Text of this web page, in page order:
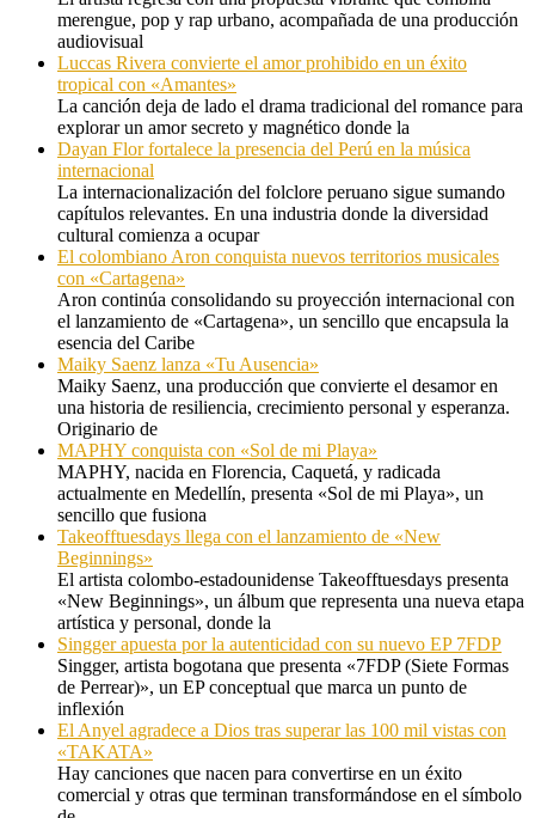
merengue, pop y rap urbano, acompañada de una producción
audiovisual
Luccas Rivera convierte el amor prohibido en un éxito
tropical con «Amantes»
La canción deja de lado el drama tradicional del romance para
explorar un amor secreto y magnético donde la
Dayan Flor fortalece la presencia del Perú en la música
internacional
La internacionalización del folclore peruano sigue sumando
capítulos relevantes. En una industria donde la diversidad
cultural comienza a ocupar
El colombiano Aron conquista nuevos territorios musicales
con «Cartagena»
Aron continúa consolidando su proyección internacional con
el lanzamiento de «Cartagena», un sencillo que encapsula la
esencia del Caribe
Maiky Saenz lanza «Tu Ausencia»
Maiky Saenz, una producción que convierte el desamor en
una historia de resiliencia, crecimiento personal y esperanza.
Originario de
MAPHY conquista con «Sol de mi Playa»
MAPHY, nacida en Florencia, Caquetá, y radicada
actualmente en Medellín, presenta «Sol de mi Playa», un
sencillo que fusiona
Takeofftuesdays llega con el lanzamiento de «New
Beginnings»
El artista colombo-estadounidense Takeofftuesdays presenta
«New Beginnings», un álbum que representa una nueva etapa
artística y personal, donde la
Singger apuesta por la autenticidad con su nuevo EP 7FDP
Singger, artista bogotana que presenta «7FDP (Siete Formas
de Perrear)», un EP conceptual que marca un punto de
inflexión
El Anyel agradece a Dios tras superar las 100 mil vistas con
«TAKATA»
Hay canciones que nacen para convertirse en un éxito
comercial y otras que terminan transformándose en el símbolo